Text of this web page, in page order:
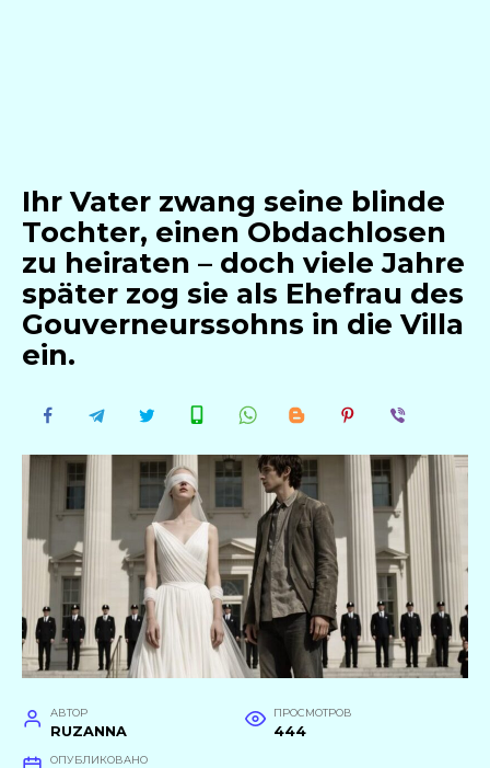
Ihr Vater zwang seine blinde
Tochter, einen Obdachlosen
zu heiraten – doch viele Jahre
später zog sie als Ehefrau des
Gouverneurssohns in die Villa
ein.
АВТОР
RUZANNA
ПРОСМОТРОВ
444
ОПУБЛИКОВАНО